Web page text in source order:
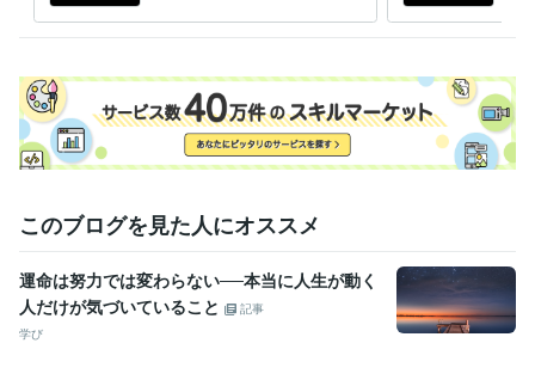
12月やなぁ♪
くだ
このブログを見た人にオススメ
運命は努力では変わらない──本当に人生が動く
人だけが気づいていること
記事
学び